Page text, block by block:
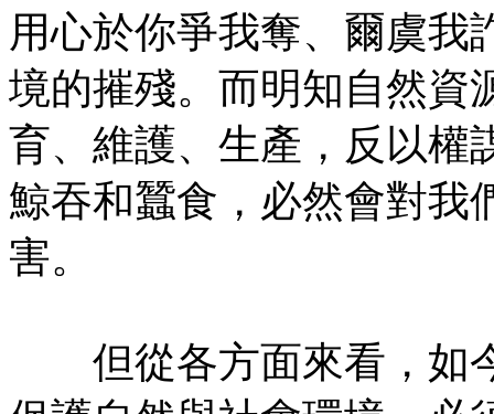
用心於你爭我奪、爾虞我
境的摧殘。而明知自然資
育、維護、生產，反以權
鯨吞和蠶食，必然會對我
害。
但從各方面來看，如